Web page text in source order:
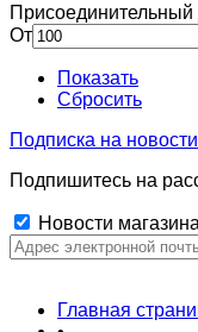
От
Показать
Сбросить
Подписка на
Подпишитесь на
Новости магазина
Главная